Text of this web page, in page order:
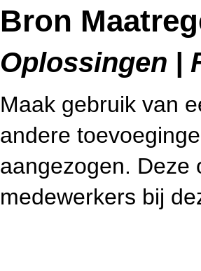
Bron
Oplossingen |
Maak gebruik van
andere
aangezogen. Deze
medewerkers bij